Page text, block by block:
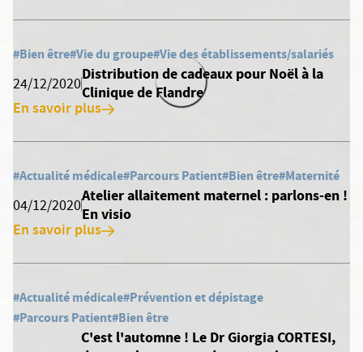
#Bien être#Vie du groupe#Vie des établissements/salariés
24/12/2020
Distribution de cadeaux pour Noël à la
Clinique de Flandre
En savoir plus
#Actualité médicale#Parcours Patient#Bien être#Maternité
04/12/2020
Atelier allaitement maternel : parlons-en !
En visio
En savoir plus
#Actualité médicale#Prévention et dépistage
#Parcours Patient#Bien être
C'est l'automne ! Le Dr Giorgia CORTESI,